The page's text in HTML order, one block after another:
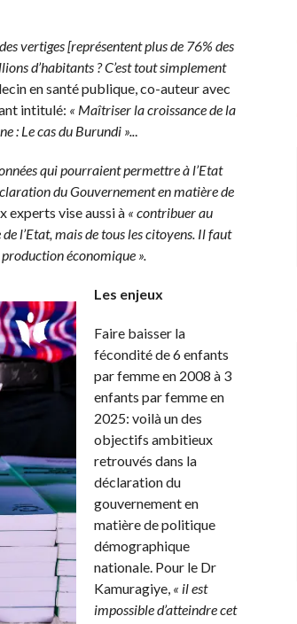
vertiges [représentent plus de 76% des
d’habitants ? C’est tout simplement
en santé publique, co-auteur avec
intitulé: « Maîtriser la croissance de la
: Le cas du Burundi »...
qui pourraient permettre à l’Etat
du Gouvernement en matière de
experts vise aussi à « contribuer au
l’Etat, mais de tous les citoyens. Il faut
économique ».
Les enjeux
Faire baisser la
fécondité de 6 enfants
par femme en 2008 à 3
enfants par femme en
2025: voilà un des
objectifs ambitieux
retrouvés dans la
déclaration du
gouvernement en
matière de politique
démographique
nationale. Pour le Dr
Kamuragiye, « il est
impossible d’atteindre cet